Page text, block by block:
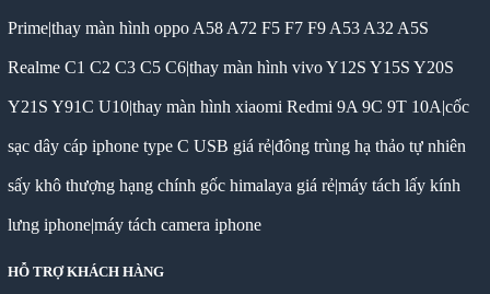
Prime|thay màn hình oppo A58 A72 F5 F7 F9 A53 A32 A5S
Realme C1 C2 C3 C5 C6|thay màn hình vivo Y12S Y15S Y20S
Y21S Y91C U10|thay màn hình xiaomi Redmi 9A 9C 9T 10A|cốc
sạc dây cáp iphone type C USB giá rẻ|đông trùng hạ thảo tự nhiên
sấy khô thượng hạng chính gốc himalaya giá rẻ|máy tách lấy kính
lưng iphone|máy tách camera iphone
HỖ TRỢ KHÁCH HÀNG